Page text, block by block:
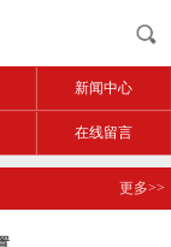
新闻中心
在线留言
更多>>